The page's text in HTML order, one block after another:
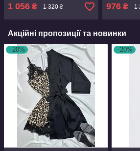
атлас,шовк
1 056 ₴ 1 320 ₴
атлас,шовк
976₴ 1
Акційні пропозиції та новинки
–20% –20%